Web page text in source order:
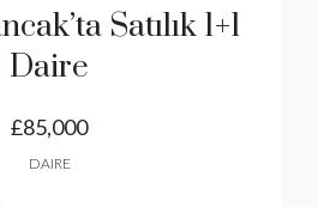
Satılık 1+1
Daire
£85,000
DAIRE